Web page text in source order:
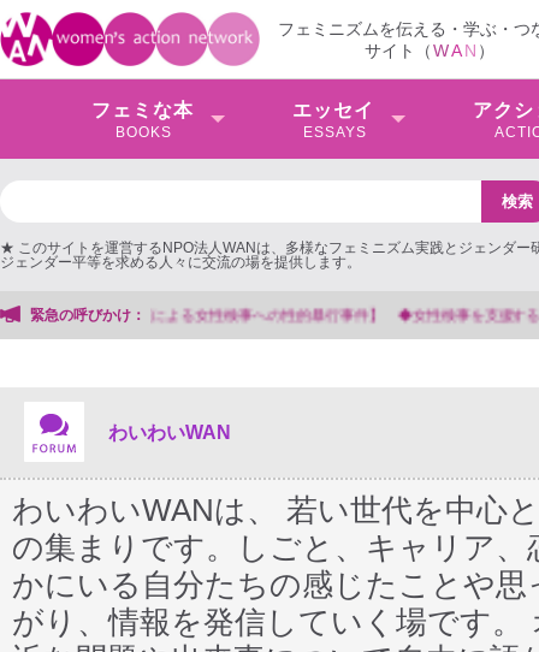
フェミニズムを伝える・学ぶ・つ
サイト（WAN ）
フェミな本
BOOKS
エッセイ
ESSAYS
アクシ
★ このサイトを運営するNPO法人WANは、多様なフェミニズム実践とジェンダー
ジェンダー平等を求める人々に交流の場を提供します。
緊急の呼びかけ： 【抗議文】2026年3月13日第6次男女共同参画基本計画の
わいわいWAN
わいわいWANは、 若い世代を中心
の集まりです。しごと、キャリア
かにいる自分たちの感じたことや
がり、情報を発信していく場です